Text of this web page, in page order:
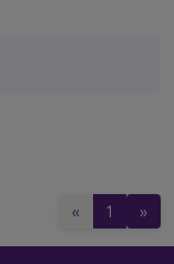
« 1 »